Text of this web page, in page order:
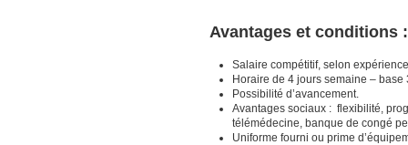
Avantages et conditions :
Salaire compétitif, selon
Horaire de 4 jours semaine – base
Possibilité d’avancement.
Avantages sociaux : flexibilité,
télémédecine, banque de congé
Uniforme fourni ou prime